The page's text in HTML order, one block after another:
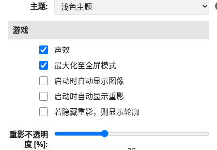
主题
游戏
声效
最大化至全屏模式
启动时自动显示图像
启动时自动显示重影
若隐藏重影，则显示轮廓
重影不透明
度 [%]